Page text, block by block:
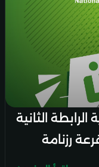
الثانية
رزنامة